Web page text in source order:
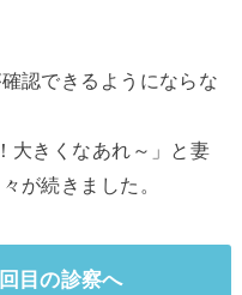
認できるようにならな
大きくなあれ～」と妻
が続きました。
目の診察へ